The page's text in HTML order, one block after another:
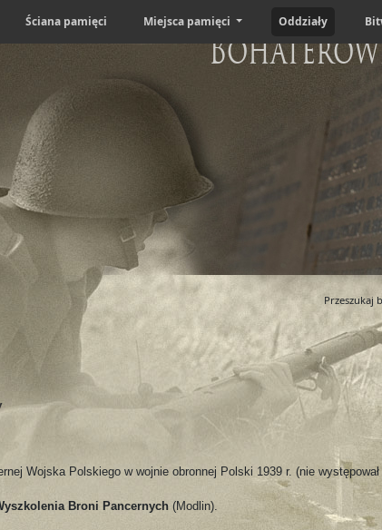
Ściana pamięci Miejsca pamięci Oddziały
Przeszukaj
Wojska Polskiego w wojnie obronnej Polski 1939 r. (nie
Broni Pancernych (Modlin).